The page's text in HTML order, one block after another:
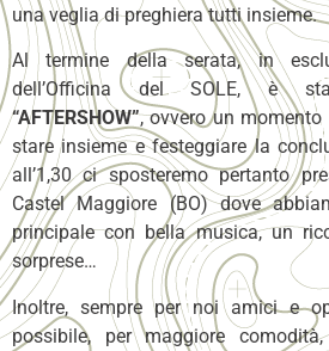
una veglia di preghiera tutti insieme.
Al termine della serata, in
dell’Officina del SOLE, è
“AFTERSHOW”, ovvero un
stare insieme e festeggiare la
all’1,30 ci sposteremo pertanto
Castel Maggiore (BO) dove
principale con bella musica, un
sorprese…
Inoltre, sempre per noi amici e
possibile, per maggiore